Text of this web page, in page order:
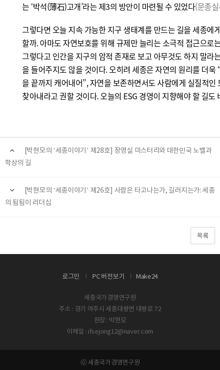
는 ‘박석(薄石)고개’라는 제3의 방안이 마련될 수 있었다(문종
그렇다면 오늘 지속 가능한 지구 생태계를 만드는 길을 세종에
할까. 아마도 자연보호를 위해 규제만 늘리는 소극적 접근으로
그렇다고 인간을 지구의 암적 존재로 보고 아무것도 하지 말라
을 들어주지도 않을 것이다. 오히려 세종은 자연의 원리를 더욱
을 끝까지 캐어내어”, 자연을 보존하면서도 사람에게 실질적인
찾아내라고 권할 것이다. 오늘의 ESG 경영이 지향해야 할 길
[박현모의 ‘세종이야기’ 제28호] 장영실 미스터리와 대한민국 노벨과
학상의 길
[박현모의 ‘세종이야기’ 제26호] 사람은 타고나는가, 길러지는가: 세종
의 됨됨이 리더십
목록
로그인 PC 버전보기 Make24
세종국가경영연구원
주소 : 경기 여주시 세종대왕면 대왕로 72
원장 : 박현모
이메일 : ifsejong12@naver.com
ⓒ 세종국가경영연구원